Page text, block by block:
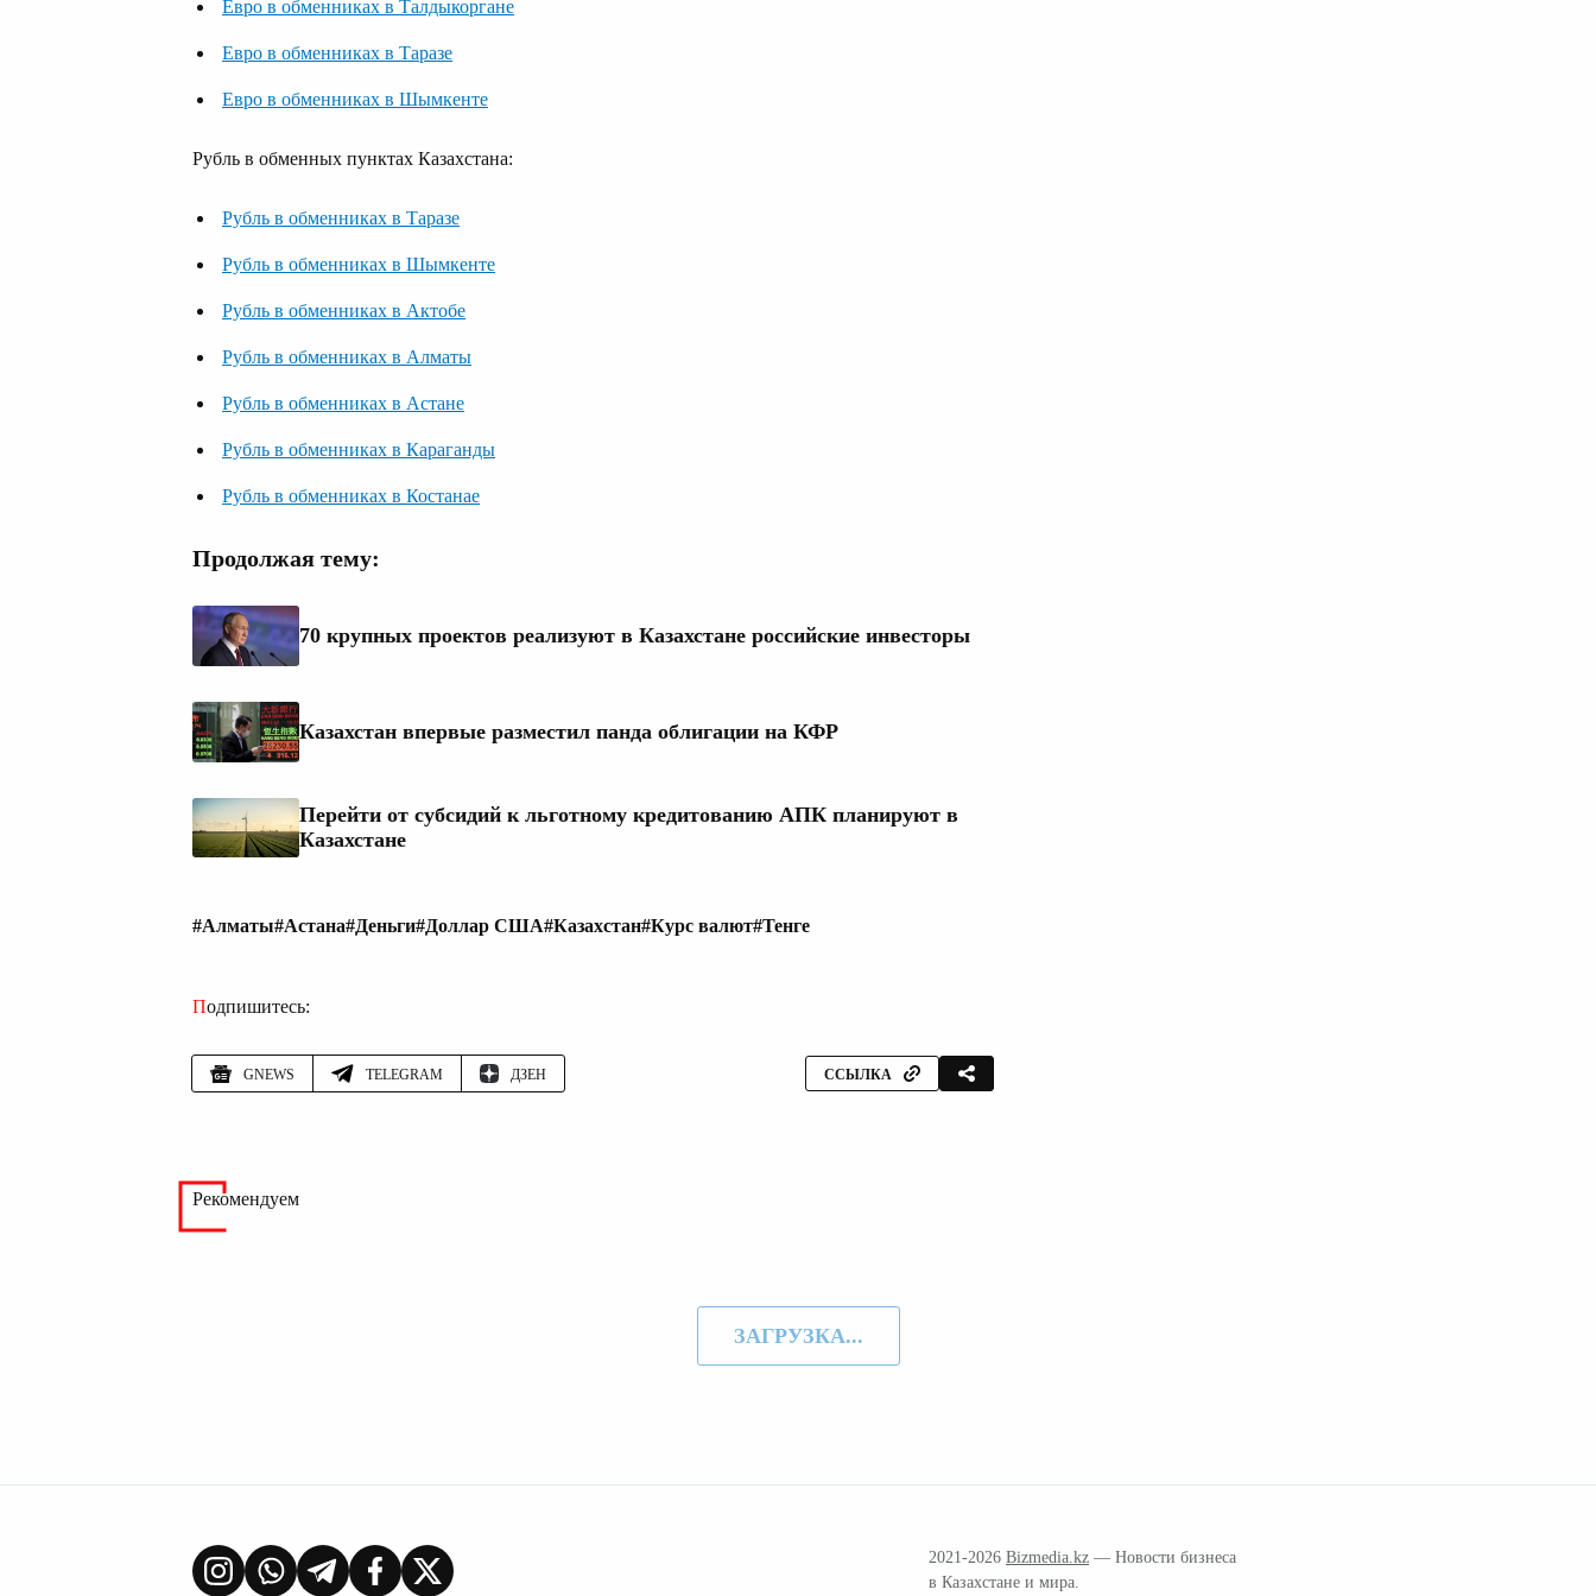
Евро в обменниках в Талдыкоргане
Евро в обменниках в Таразе
Евро в обменниках в Шымкенте
Рубль в обменных пунктах Казахстана:
Рубль в обменниках в Таразе
Рубль в обменниках в Шымкенте
Рубль в обменниках в Актобе
Рубль в обменниках в Алматы
Рубль в обменниках в Астане
Рубль в обменниках в Караганды
Рубль в обменниках в Костанае
Продолжая тему:
70 крупных проектов реализуют в Казахстане российские инвесторы
Казахстан впервые разместил панда облигации на КФР
Перейти от субсидий к льготному кредитованию АПК планируют в
Казахстане
#Алматы#Астана#Деньги#Доллар США#Казахстан#Курс валют#Тенге
Подпишитесь:
GNEWS TELEGRAM ДЗЕН ССЫЛКА
Рекомендуем
ЗАГРУЗКА...
2021-2026 Bizmedia.kz — Новости бизнеса
в Казахстане и мира.